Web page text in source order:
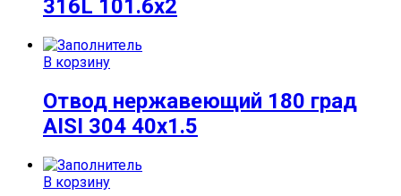
316L 101.6х2
В корзину
Отвод нержавеющий 180 град
AISI 304 40х1.5
В корзину